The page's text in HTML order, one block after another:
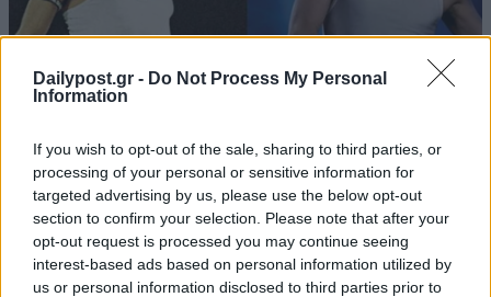
Dailypost.gr - Do Not Process My Personal
Information
If you wish to opt-out of the sale, sharing to third parties, or
processing of your personal or sensitive information for
targeted advertising by us, please use the below opt-out
section to confirm your selection. Please note that after your
opt-out request is processed you may continue seeing
interest-based ads based on personal information utilized by
us or personal information disclosed to third parties prior to